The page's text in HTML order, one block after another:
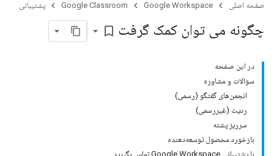
صفحه اصلی Google Workspace
Google Classroom پشتیبانی
چگونه می توان کمک گرفت bookmark_border
در این صفحه
سوالات و مشاوره
انجمن‌های گفتگو (رسمی)
ردیت (غیررسمی)
سرریز پشته
بازخورد محصول توسعه‌دهنده
با پشتیبانی Google Workspace تماس بگیرید